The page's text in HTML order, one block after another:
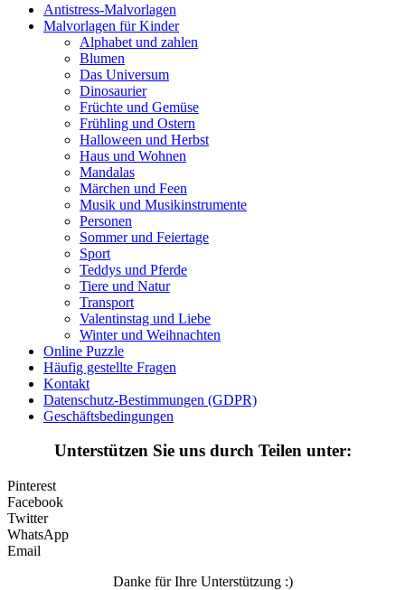
Haus und Wohnen
Märchen und Feen
Musik und Musikinstrumente
Sommer und Feiertage
Teddys und Pferde
Tiere und Natur
Valentinstag und Liebe
Winter und Weihnachten
Nezaradené
Unkategorisiert
Antistress-Malvorlagen
Malvorlagen für Kinder
Alphabet und zahlen
Blumen
Das Universum
Dinosaurier
Früchte und Gemüse
Frühling und Ostern
Halloween und Herbst
Haus und Wohnen
Mandalas
Märchen und Feen
Musik und Musikinstrumente
Personen
Sommer und Feiertage
Sport
Teddys und Pferde
Tiere und Natur
Transport
Valentinstag und Liebe
Winter und Weihnachten
Online Puzzle
Häufig gestellte Fragen
Kontakt
Datenschutz-Bestimmungen (GDPR)
Geschäftsbedingungen
Unterstützen Sie uns durch Teilen unter:
Pinterest
Facebook
Twitter
WhatsApp
Email
Danke für Ihre Unterstützung :)